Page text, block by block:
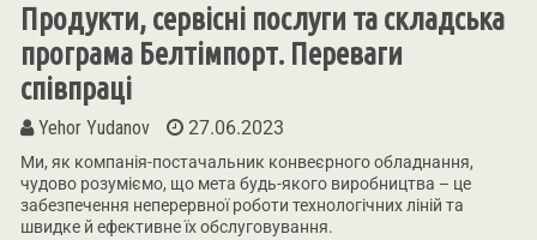
Продукти, сервісні послуги та складська
програма Белтімпорт. Переваги
співпраці
Yehor Yudanov 27.06.2023
Ми, як компанія-постачальник конвеєрного обладнання,
чудово розуміємо, що мета будь-якого виробництва – це
забезпечення неперервної роботи технологічних ліній та
швидке й ефективне їх обслуговування.